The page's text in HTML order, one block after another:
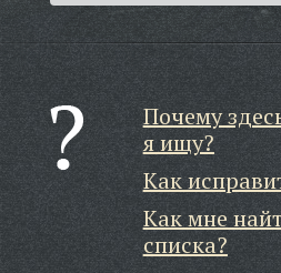
Почему
я ищу?
Как
Как мне
списка?